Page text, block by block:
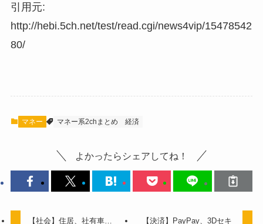
引用元:
http://hebi.5ch.net/test/read.cgi/news4vip/15478542
80/
マネー マネー系2chまとめ 経済
よかったらシェアしてね！
【社会】住居、社有車… 【決済】PayPay、3Dセキ